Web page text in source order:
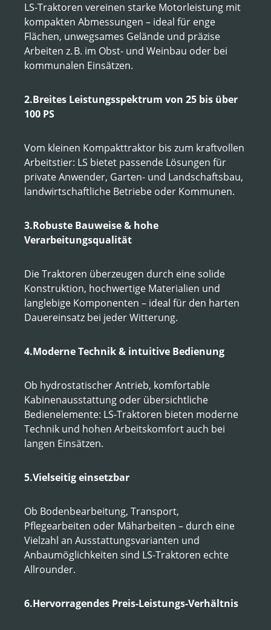
LS-Traktoren vereinen starke Motorleistung mit
kompakten Abmessungen – ideal für enge
Flächen, unwegsames Gelände und präzise
Arbeiten z. B. im Obst- und Weinbau oder bei
kommunalen Einsätzen.
2.Breites Leistungsspektrum von 25 bis über
100 PS
Vom kleinen Kompakttraktor bis zum kraftvollen
Arbeitstier: LS bietet passende Lösungen für
private Anwender, Garten- und Landschaftsbau,
landwirtschaftliche Betriebe oder Kommunen.
3.Robuste Bauweise & hohe
Verarbeitungsqualität
Die Traktoren überzeugen durch eine solide
Konstruktion, hochwertige Materialien und
langlebige Komponenten – ideal für den harten
Dauereinsatz bei jeder Witterung.
4.Moderne Technik & intuitive Bedienung
Ob hydrostatischer Antrieb, komfortable
Kabinenausstattung oder übersichtliche
Bedienelemente: LS-Traktoren bieten moderne
Technik und hohen Arbeitskomfort auch bei
langen Einsätzen.
5.Vielseitig einsetzbar
Ob Bodenbearbeitung, Transport,
Pflegearbeiten oder Mäharbeiten – durch eine
Vielzahl an Ausstattungsvarianten und
Anbaumöglichkeiten sind LS-Traktoren echte
Allrounder.
6.Hervorragendes Preis-Leistungs-Verhältnis